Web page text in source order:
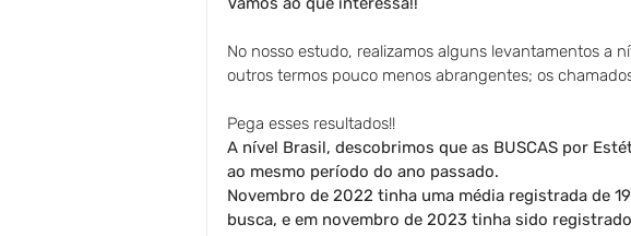
No nosso estudo, realizamos alguns levantamentos a
outros termos pouco menos abrangentes; os
Pega esses resultados!!
A nível Brasil, descobrimos que as BUSCAS por
ao mesmo período do ano passado.
Novembro de 2022 tinha uma média registrada de
busca, e em novembro de 2023 tinha sido